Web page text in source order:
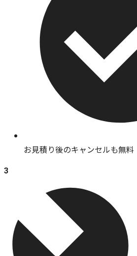
お見積り後のキャンセルも無料
3